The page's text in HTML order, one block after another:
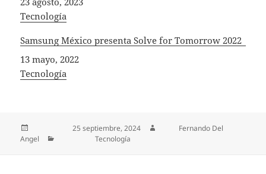
In relation to
Tecnología
Samsung México presenta Solve for Tomorrow 2022
Fecha
13 mayo, 2022
In relation to
Tecnología
Publicado el25 septiembre, 2024
Fernando Del
Angel
CategoríasTecnología